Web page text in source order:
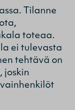
Tilanne
toteaa.
ei tulevasta
tehtävä on
joskin